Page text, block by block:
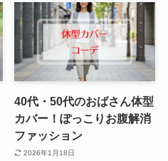
40代・50代のおばさん体型
カバー！ぽっこりお腹解消
ファッション
2026年1月18日